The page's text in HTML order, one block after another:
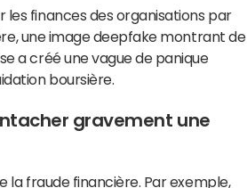
finances des organisations par
une image deepfake montrant de
a créé une vague de panique
boursière.
gravement une
la fraude financière. Par exemple,